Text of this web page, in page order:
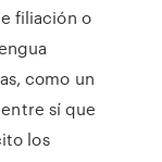
filiación o
como un
sí que
los